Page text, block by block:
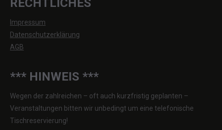
RECHTLICHES
Impressum
Datenschutzerklärung
AGB
*** HINWEIS ***
Wegen der zahlreichen – oft auch kurzfristig geplanten –
Veranstaltungen bitten wir unbedingt um eine telefonische
Tischreservierung!